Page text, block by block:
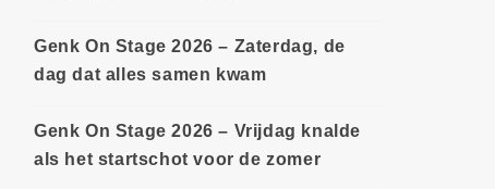
Genk On Stage 2026 – Zaterdag, de
dag dat alles samen kwam
Genk On Stage 2026 – Vrijdag knalde
als het startschot voor de zomer